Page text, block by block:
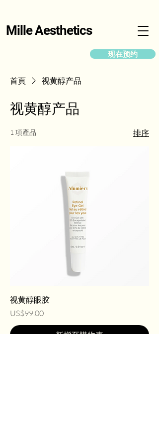
Mille Aesthetics
现在预约
首頁 视黄醇产品
视黄醇产品
1 項產品 排序
视黄醇眼胶
價格
US$99.00
新增至購物車